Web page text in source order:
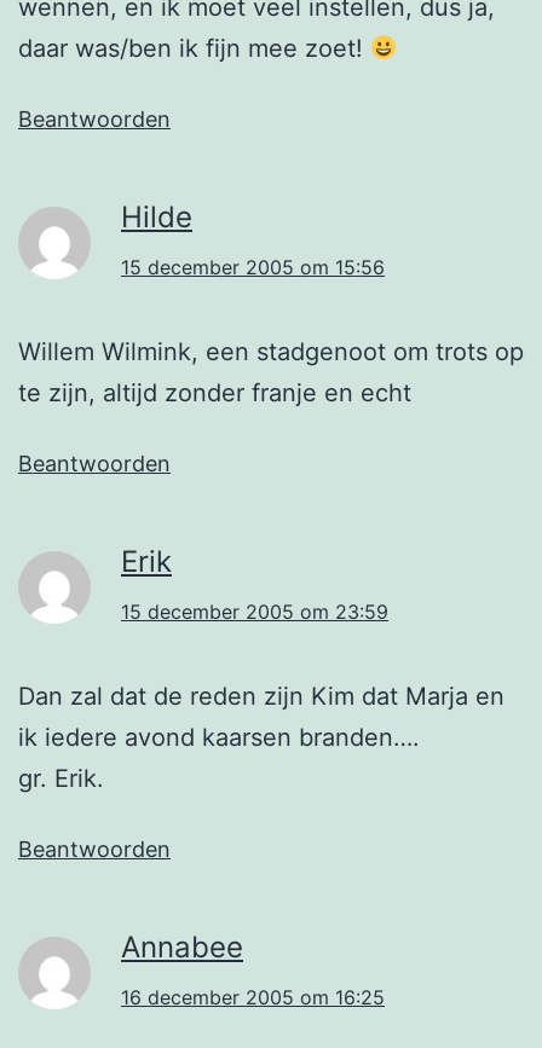
wennen, en ik moet veel instellen, dus ja,
daar was/ben ik fijn mee zoet!
Beantwoorden
Hilde
15 december 2005 om 15:56
Willem Wilmink, een stadgenoot om trots op
te zijn, altijd zonder franje en echt
Beantwoorden
Erik
15 december 2005 om 23:59
Dan zal dat de reden zijn Kim dat Marja en
ik iedere avond kaarsen branden….
gr. Erik.
Beantwoorden
Annabee
16 december 2005 om 16:25